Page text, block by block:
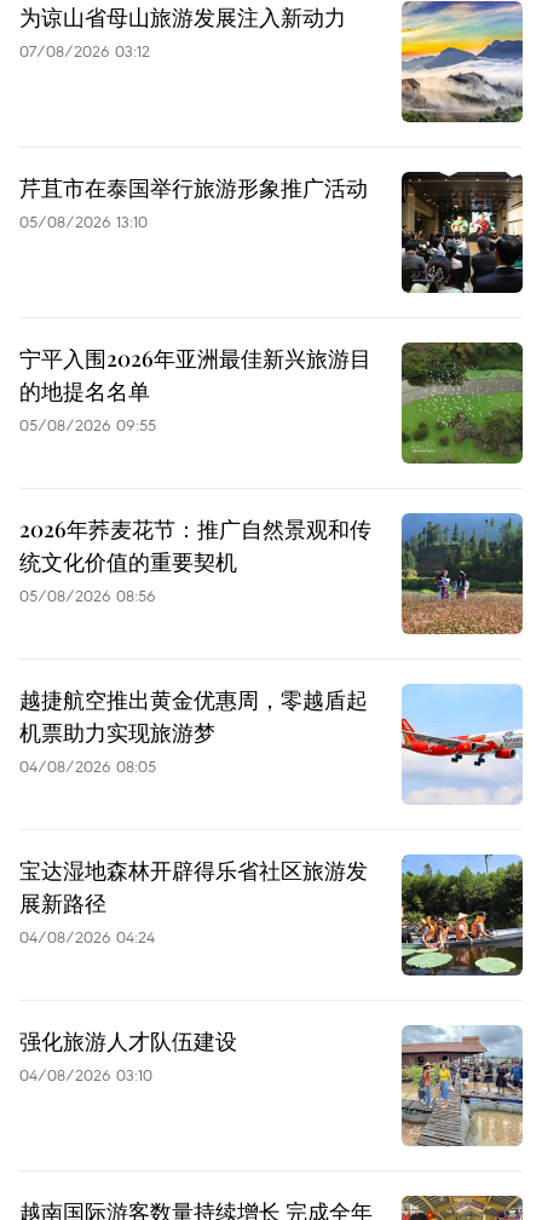
为谅山省母山旅游发展注入新动力
07/08/2026 03:12
芹苴市在泰国举行旅游形象推广活动
05/08/2026 13:10
宁平入围2026年亚洲最佳新兴旅游目
的地提名名单
05/08/2026 09:55
2026年荞麦花节：推广自然景观和传
统文化价值的重要契机
05/08/2026 08:56
越捷航空推出黄金优惠周，零越盾起
机票助力实现旅游梦
04/08/2026 08:05
宝达湿地森林开辟得乐省社区旅游发
展新路径
04/08/2026 04:24
强化旅游人才队伍建设
04/08/2026 03:10
越南国际游客数量持续增长 完成全年